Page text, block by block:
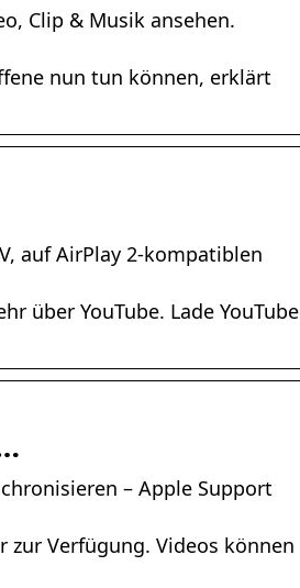
Clip & Musik ansehen.
nun tun können, erklärt
auf AirPlay 2-kompatiblen
über YouTube. Lade YouTube
– Apple Support
Verfügung. Videos können